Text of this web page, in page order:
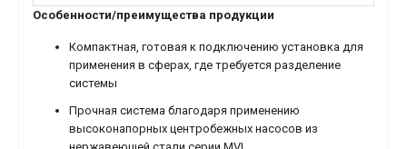
Особенности/преимущества продукции
Компактная, готовая к подключению установка для
применения в сферах, где требуется разделение
системы
Прочная система благодаря применению
высоконапорных центробежных насосов из